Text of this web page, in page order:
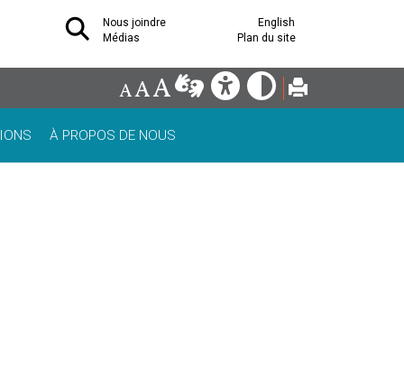
Nous joindre
English
Médias
Plan du site
À PROPOS DE NOUS